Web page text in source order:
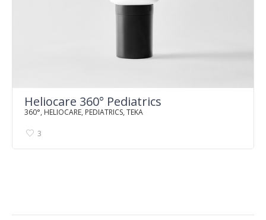
Heliocare 360° Pediatrics
360°, HELIOCARE, PEDIATRICS, TEKA
3